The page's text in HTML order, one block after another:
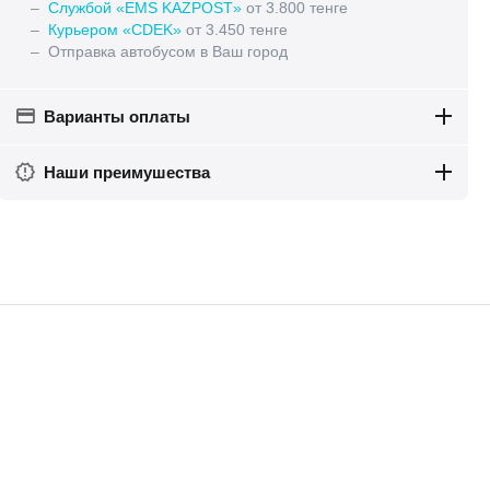
– Службой «EMS KAZPOST» от 3.800 тенге
– Курьером «CDEK» от 3.450 тенге
– Отправка автобусом в Ваш город
Варианты оплаты
Наши преимушества